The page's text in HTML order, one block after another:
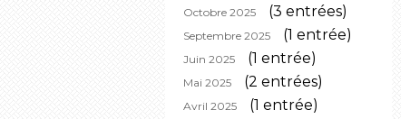
Octobre 2025 (3 entrées)
Septembre 2025 (1 entrée)
Juin 2025 (1 entrée)
Mai 2025 (2 entrées)
Avril 2025 (1 entrée)